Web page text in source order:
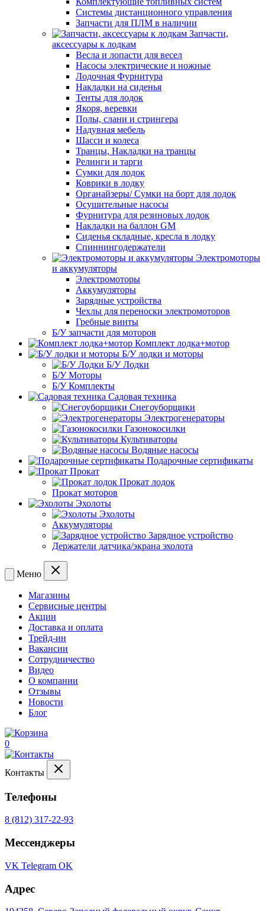
Системы дистанционного управления
Запчасти для ПЛМ в наличии
Запчасти,
аксессуары к лодкам
Весла и лопасти для весел
Насосы электрические и ножные
Лодочная Фурнитура
Накладки на сиденья
Тенты для лодок
Якоря, веревки
Полы, слани и стрингера
Надувная мебель
Шасси и колеса
Транцы, Накладки на транцы
Релинги и тарги
Сумки для лодок
Коврики в лодку
Органайзеры/ Сумки на борт для лодок
Осушительные насосы
Фурнитура для резиновых лодок
Накладки на баллон GM
Сиденья складные, кресла в лодку
Спиннингодержатели
Электромоторы
и аккумуляторы
Электромоторы
Аккумуляторы
Зарядные устройства
Чехлы для переноски электромоторов
Гребные винты
Б/У запчасти для моторов
Комплект лодка+мотор
Б/У лодки и моторы
Б/У Лодки
Б/У Моторы
Б/У Комплекты
Садовая техника
Снегоуборщики
Электрогенераторы
Газонокосилки
Культиваторы
Водяные насосы
Подарочные сертификаты
Прокат
Прокат лодок
Прокат моторов
Эхолоты
Эхолоты
Аккумуляторы
Зарядное устройство
Держатели датчика/экрана эхолота
Меню
Магазины
Сервисные центры
Акции
Доставка и оплата
Трейд-ин
Вакансии
Сотрудничество
Видео
О компании
Отзывы
Новости
Блог
0
Контакты
Телефоны
8 (812) 317-22-93
Мессенджеры
VK Telegram OK
Адрес